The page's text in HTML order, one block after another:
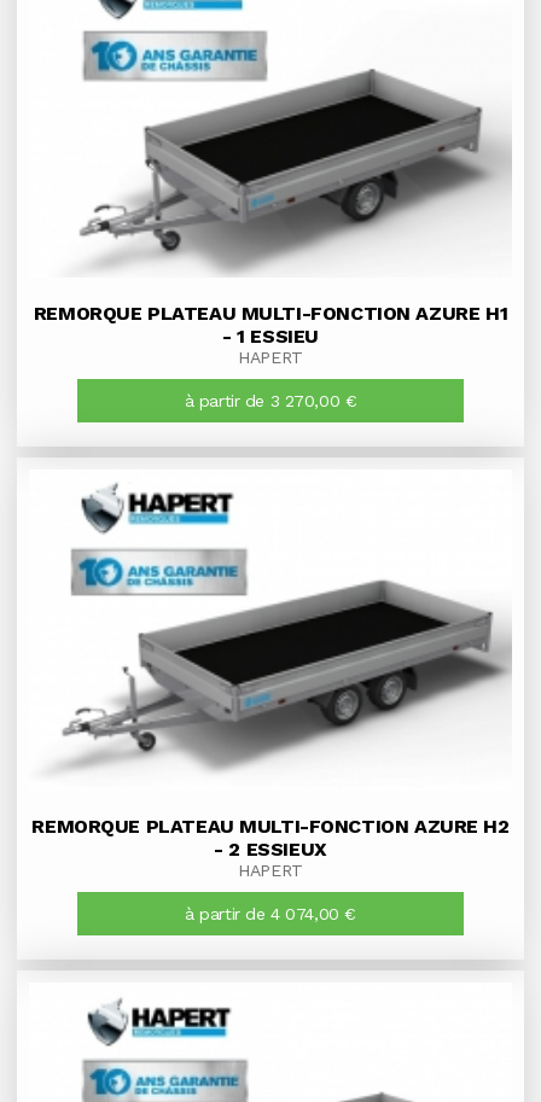
REMORQUE PLATEAU MULTI-FONCTION AZURE H1
- 1 ESSIEU
HAPERT
à partir de 3 270,00 €
REMORQUE PLATEAU MULTI-FONCTION AZURE H2
- 2 ESSIEUX
HAPERT
à partir de 4 074,00 €